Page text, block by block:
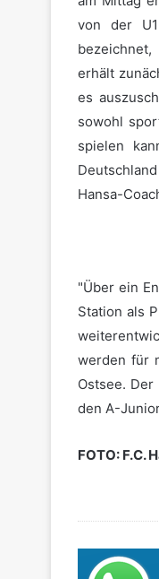
von der
erhält
es
sowohl
spielen
Hansa-
"Über ein
Station als
werden für
Ostsee.
den A-
FOTO: F.C.